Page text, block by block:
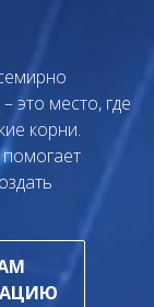
это место, где
корни.